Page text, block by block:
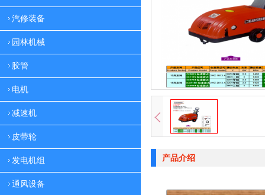
汽修装备
园林机械
胶管
电机
减速机
皮带轮
发电机组
通风设备
产品介绍